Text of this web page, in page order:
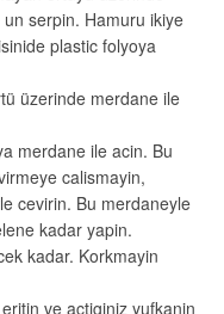
serpin. Hamuru ikiye
plastic folyoya
üzerinde merdane ile
merdane ile acin. Bu
calismayin,
cevirin. Bu merdaneyle
kadar yapin.
kadar. Korkmayin
ve actiginiz yufkanin